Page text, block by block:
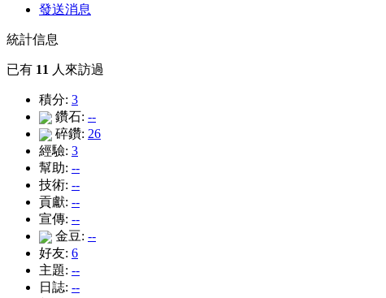
發送消息
統計信息
已有 11 人來訪過
積分: 3
鑽石: --
碎鑽: 26
經驗: 3
幫助: --
技術: --
貢獻: --
宣傳: --
金豆: --
好友: 6
主題: --
日誌: --